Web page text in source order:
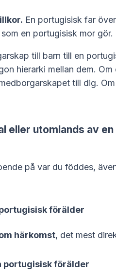
En portugisisk far
en portugisisk mor gör.
till barn till en
hierarki mellan dem.
till dig.
eller utomlands av
på var du föddes,
förälder
härkomst, det mest
portugisisk förälder